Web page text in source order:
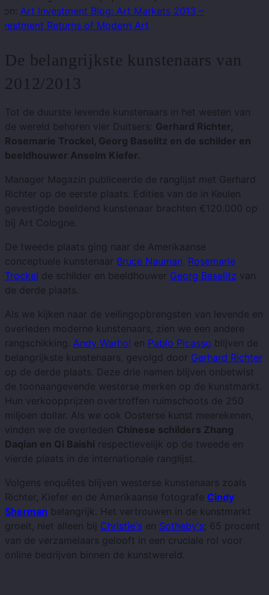
Art Investment Blog: Art Markets 2013 –
Returns of Modern Art
De belangrijkste kunstenaars van
2012/2013
Tot de duurste levende kunstenaars in het westen van
de wereld behoren vier Duitsers: Gerhard Richter,
Rosemarie Trockel, Georg Baselitz en de schilder en
beeldhouwer Anselm Kiefer.
Manager Magazin publiceerde de ranglijst met Gerhard
Richter op de eerste plaats. Edities van de in Keulen
gevestigde beeldend kunstenaar brachten €120.000 op
bij Art Cologne.
De tweede plaats ging naar de Amerikaanse
conceptuele kunstenaar Bruce Nauman. Rosemarie
Trockel de schilder en beeldhouwer Georg Baselitz van
de derde plaats.
Als we kijken naar de veilingopbrengsten van levende en
overleden moderne kunstenaars, zien we een andere
rangschikking. Andy Warhol en Pablo Picasso blijven de
belangrijkste kunstenaars, gevolgd door Gerhard Richter
op de derde plaats. Deze drie namen blijven onbetwist
de toonaangevende westerse merken op de kunstmarkt.
Hun verkoopprijzen overtroffen ruimschoots de 250
miljoen dollar. Als we ook Oosterse kunst meerekenen,
vinden we de overleden Chinese schilders Zhang
Daqian en Qi Baishi respectievelijk op de tweede en
vierde plaats in de internationale ranglijst.
Volgens enquêtes blijven westerse kunstenaars zoals
Richter, Kiefer en de Amerikaanse fotografe Cindy
Sherman belangrijk. Het vertrouwen in de kunstmarkt
groeit, niet alleen bij Christie's en Sotheby's; 65 procent
van de verzamelaars gelooft in een cruciale rol voor
online bedrijven binnen de kunstwereld.